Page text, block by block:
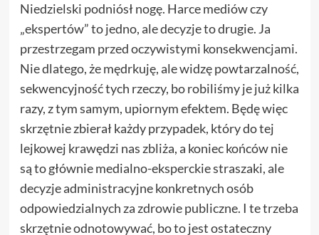
Niedzielski podniósł nogę. Harce mediów czy
„ekspertów” to jedno, ale decyzje to drugie. Ja
przestrzegam przed oczywistymi konsekwencjami.
Nie dlatego, że mędrkuję, ale widzę powtarzalność,
sekwencyjność tych rzeczy, bo robiliśmy je już kilka
razy, z tym samym, upiornym efektem. Będę więc
skrzętnie zbierał każdy przypadek, który do tej
lejkowej krawędzi nas zbliża, a koniec końców nie
są to głównie medialno-eksperckie straszaki, ale
decyzje administracyjne konkretnych osób
odpowiedzialnych za zdrowie publiczne. I te trzeba
skrzętnie odnotowywać, bo to jest ostateczny